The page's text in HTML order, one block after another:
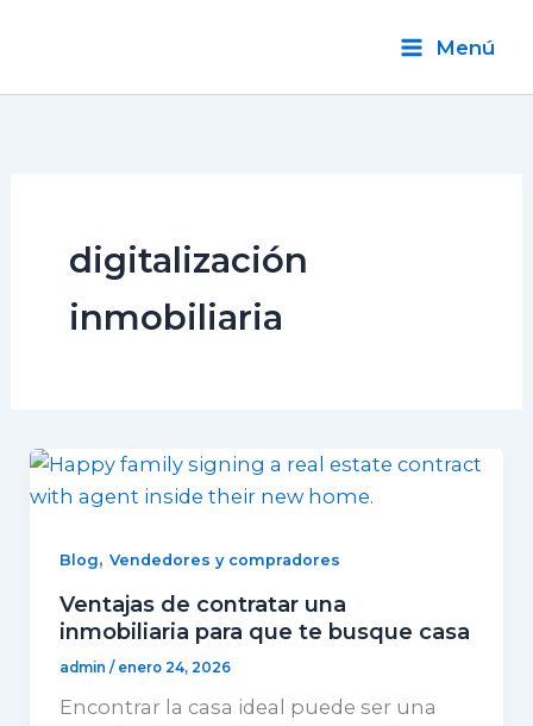
Menú
digitalización
inmobiliaria
Blog, Vendedores y compradores
Ventajas de contratar una
inmobiliaria para que te busque casa
admin / enero 24, 2026
Encontrar la casa ideal puede ser una